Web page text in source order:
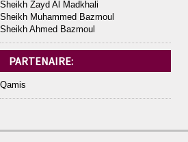
Sheikh Zayd Al Madkhali
Sheikh Muhammed Bazmoul
Sheikh Ahmed Bazmoul
PARTENAIRE:
Qamis